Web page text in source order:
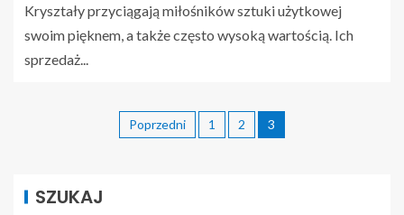
Kryształy przyciągają miłośników sztuki użytkowej
swoim pięknem, a także często wysoką wartością. Ich
sprzedaż...
Poprzedni 1 2 3
SZUKAJ